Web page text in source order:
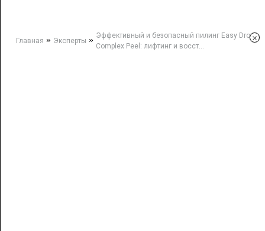
Главная » Эксперты » Эффективный и безопасный пилинг Easy Droxy
Complex Peel: лифтинг и восст...
×